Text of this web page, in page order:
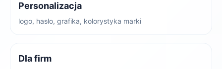
Personalizacja
logo, hasło, grafika, kolorystyka marki
Dla firm